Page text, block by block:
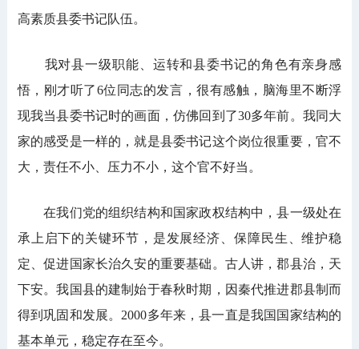
高素质县委书记队伍。
我对县一级职能、运转和县委书记的角色有亲身感
悟，刚才听了6位同志的发言，很有感触，脑海里不断浮
现我当县委书记时的画面，仿佛回到了30多年前。我同大
家的感受是一样的，就是县委书记这个岗位很重要，官不
大，责任不小、压力不小，这个官不好当。
在我们党的组织结构和国家政权结构中，县一级处在
承上启下的关键环节，是发展经济、保障民生、维护稳
定、促进国家长治久安的重要基础。古人讲，郡县治，天
下安。我国县的建制始于春秋时期，因秦代推进郡县制而
得到巩固和发展。2000多年来，县一直是我国国家结构的
基本单元，稳定存在至今。